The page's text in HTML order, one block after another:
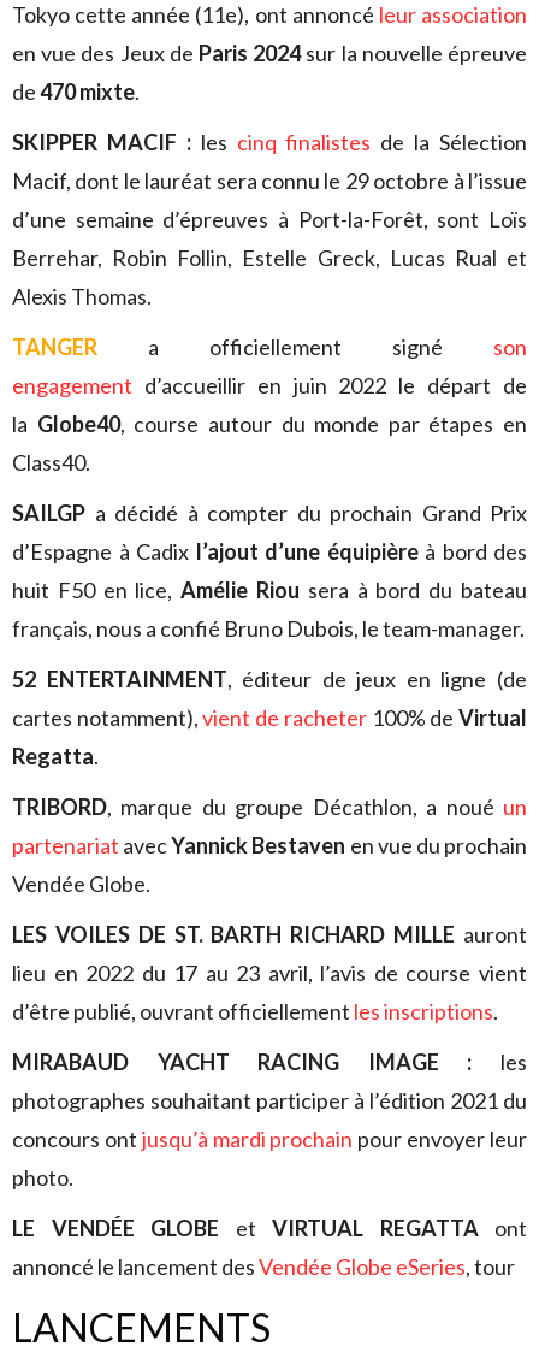
Tokyo cette année (11e), ont annoncé leur association
en vue des Jeux de Paris 2024sur la nouvelle épreuve
de470 mixte.
SKIPPER MACIF :les cinq finalistes de la Sélection
Macif, dont le lauréat sera connu le 29 octobre à l’issue
d’une semaine d’épreuves à Port-la-Forêt, sont Loïs
Berrehar, Robin Follin, Estelle Greck, Lucas Rual et
Alexis Thomas.
TANGER a officiellement signé son
engagement d’accueillir en juin 2022 le départ de
la Globe40, course autour du monde par étapes en
Class40.
SAILGP a décidé à compter du prochain Grand Prix
d’Espagne à Cadix l’ajout d’une équipièreà bord des
huit F50 en lice,Amélie Riou sera à bord du bateau
français, nous a confié Bruno Dubois, le team-manager.
52 ENTERTAINMENT, éditeur de jeux en ligne (de
cartes notamment),vient de racheter100% deVirtual
Regatta.
TRIBORD, marque du groupe Décathlon, a noué un
partenariat avecYannick Bestaven en vue du prochain
Vendée Globe.
LES VOILES DE ST. BARTH RICHARD MILLE auront
lieu en 2022 du 17 au 23 avril, l’avis de course vient
d’être publié, ouvrant officiellement les inscriptions.
MIRABAUD YACHT RACING IMAGE : les
photographes souhaitant participer à l’édition 2021 du
concours ont jusqu’à mardi prochain pour envoyer leur
photo.
LE VENDÉE GLOBE et VIRTUAL REGATTAont
annoncé le lancement desVendée Globe eSeries, tour
LANCEMENTS